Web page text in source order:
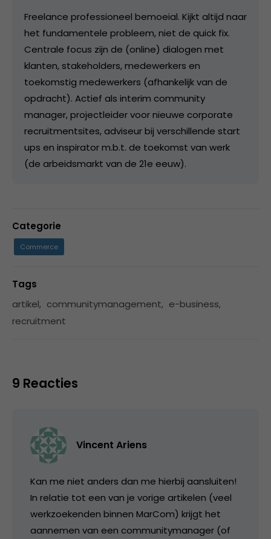
Freelance professioneel bemoeial. Kijkt altijd naar
het fundamentele probleem, niet de quick fix.
Centrale focus zijn de (online) dialogen met
klanten, stakeholders, medewerkers en
toekomstig medewerkers (afhankelijk van de
opdracht). Actief als interim community
manager, projectleider voor nieuwe corporate
recruitmentsites, adviseur bij verschillende start
ups en inspirator m.b.t. de toekomst van werk
(de arbeidsmarkt van de 21e eeuw).
Categorie
Commerce
Tags
artikel, communitymanagement, e-business,
recruitment
9 Reacties
Vincent Ariens
Kan me niet anders dan me hierbij aansluiten!
In relatie tot een van je vorige artikelen (veel
werkzoekenden binnen MarCom) krijgt het
aannemen van een communitymanager (of